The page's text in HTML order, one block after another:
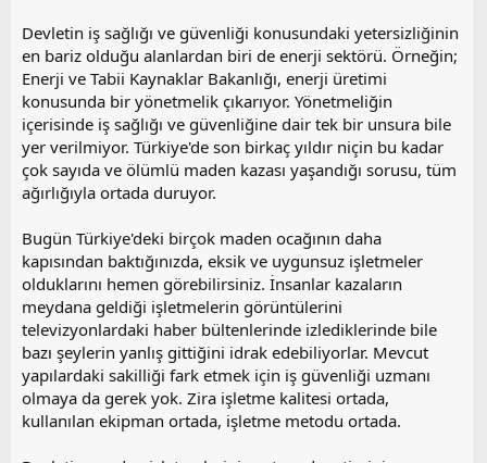
Devletin iş sağlığı ve güvenliği konusundaki yetersizliğinin
en bariz olduğu alanlardan biri de enerji sektörü. Örneğin;
Enerji ve Tabii Kaynaklar Bakanlığı, enerji üretimi
konusunda bir yönetmelik çıkarıyor. Yönetmeliğin
içerisinde iş sağlığı ve güvenliğine dair tek bir unsura bile
yer verilmiyor. Türkiye'de son birkaç yıldır niçin bu kadar
çok sayıda ve ölümlü maden kazası yaşandığı sorusu, tüm
ağırlığıyla ortada duruyor.
Bugün Türkiye'deki birçok maden ocağının daha
kapısından baktığınızda, eksik ve uygunsuz işletmeler
olduklarını hemen görebilirsiniz. İnsanlar kazaların
meydana geldiği işletmelerin görüntülerini
televizyonlardaki haber bültenlerinde izlediklerinde bile
bazı şeylerin yanlış gittiğini idrak edebiliyorlar. Mevcut
yapılardaki sakilliği fark etmek için iş güvenliği uzmanı
olmaya da gerek yok. Zira işletme kalitesi ortada,
kullanılan ekipman ortada, işletme metodu ortada.